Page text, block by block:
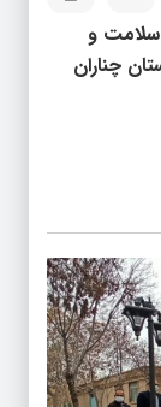
سلامت و
چناران